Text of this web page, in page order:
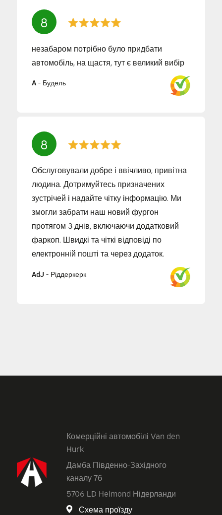
8
незабаром потрібно було придбати
автомобіль, на щастя, тут є великий вибір
A- Будель
8
Обслуговували добре і ввічливо, привітна
людина. Дотримуйтесь призначених
зустрічей і надайте чітку інформацію. Ми
змогли забрати наш новий фургон
протягом 3 днів, включаючи додатковий
фаркоп. Швидкі та чіткі відповіді по
електронній пошті та через додаток.
AdJ- Ріддеркерк
Комерційні автомобілі Van den
Hurk
Дамба Південно-Західного
каналу 7б
5706 LD Helmond Нідерланди
Схема проїзду